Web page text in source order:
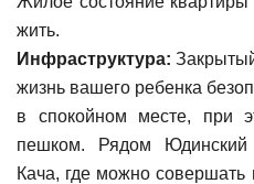
жить.
Инфраструктура:
жизнь вашего ребенка
в спокойном месте, при
пешком. Рядом Юдинский
Кача, где можно